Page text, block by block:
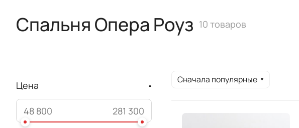
Спальня Опера Роуз 10 товаров
Сначала популярные
Цена